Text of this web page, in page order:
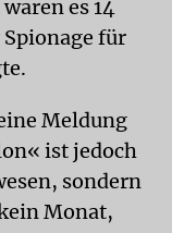
es 14
für
Meldung
ist jedoch
sondern
Monat,